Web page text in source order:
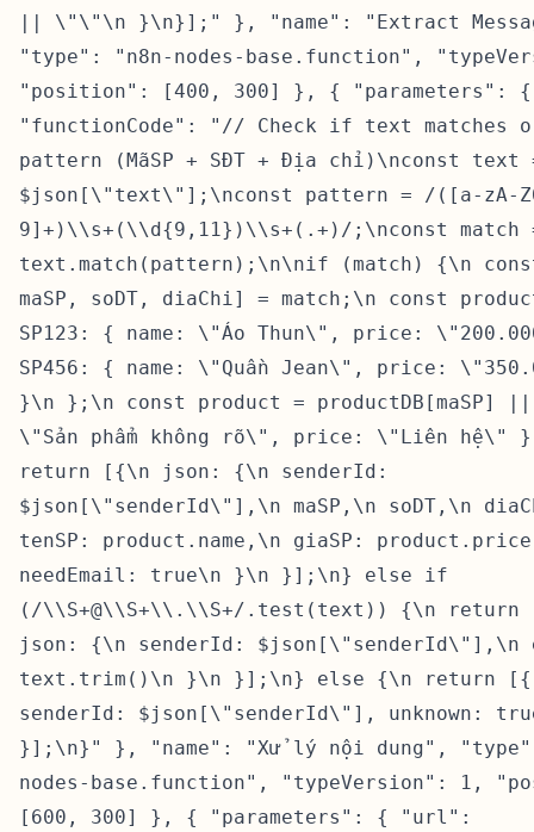
|| \"\"\n }\n}];" }, "name": "Extract
"type": "n8n-nodes-base.function",
"position": [400, 300] }, { "parameters": {
"functionCode": "// Check if text matches
pattern (MãSP + SĐT + Địa chỉ)\nconst text
$json[\"text\"];\nconst pattern = /([a-zA-
9]+)\\s+(\\d{9,11})\\s+(.+)/;\nconst match
text.match(pattern);\n\nif (match) {\n
maSP, soDT, diaChi] = match;\n const
SP123: { name: \"Áo Thun\", price:
SP456: { name: \"Quần Jean\", price:
}\n };\n const product = productDB[maSP]
\"Sản phẩm không rõ\", price: \"Liên hệ\"
return [{\n json: {\n senderId:
$json[\"senderId\"],\n maSP,\n soDT,\n
tenSP: product.name,\n giaSP:
needEmail: true\n }\n }];\n} else if
(/\\S+@\\S+\\.\\S+/.test(text)) {\n return
json: {\n senderId: $json[\"senderId\"],\n
text.trim()\n }\n }];\n} else {\n return
senderId: $json[\"senderId\"], unknown:
}];\n}" }, "name": "Xử lý nội dung",
nodes-base.function", "typeVersion": 1,
[600, 300] }, { "parameters": { "url":